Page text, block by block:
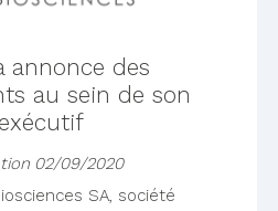
annonce des
au sein de son
02/09/2020
SA, société